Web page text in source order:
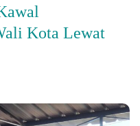
Kota Lewat